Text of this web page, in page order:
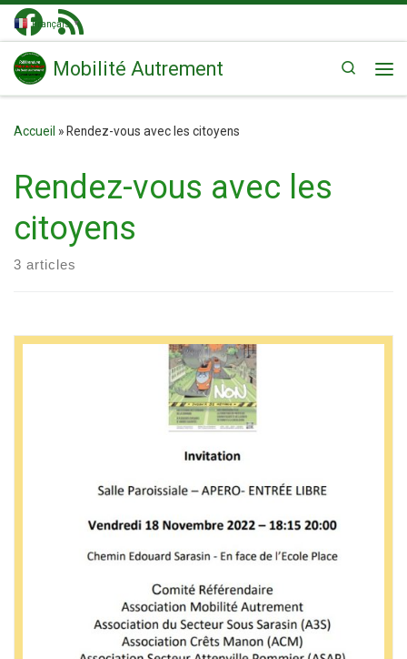
Passer au contenu
Mobilité Autrement
Search
Accueil » Rendez-vous avec les citoyens
Rendez-vous avec les
citoyens
3 articles
Français ▼